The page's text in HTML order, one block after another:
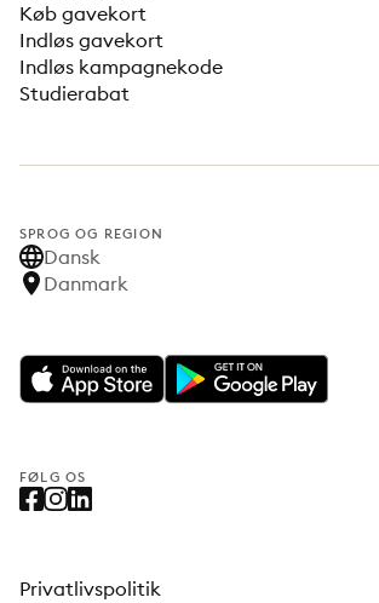
Køb gavekort
Indløs gavekort
Indløs kampagnekode
Studierabat
SPROG OG REGION
Dansk
Danmark
FØLG OS
Privatlivspolitik